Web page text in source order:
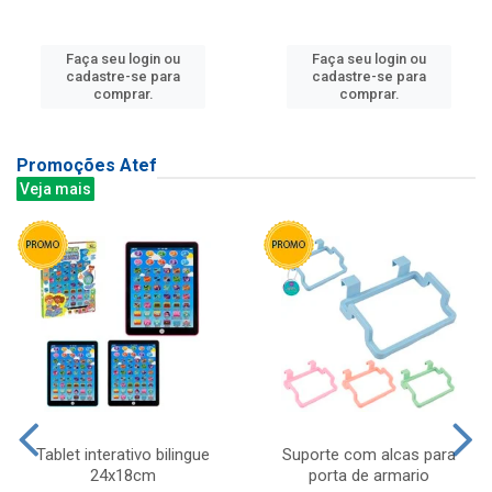
Faça seu login ou
cadastre-se para
comprar.
Faça seu login ou
cadastre-se para
comprar.
Promoções Atef
Veja mais
Tablet interativo bilingue
24x18cm
Suporte com alcas para
porta de armario